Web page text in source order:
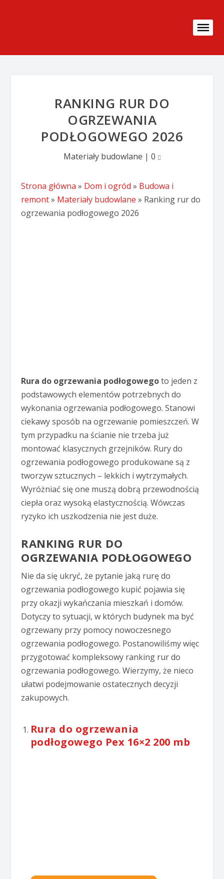
RANKING RUR DO
OGRZEWANIA
PODŁOGOWEGO 2026
Materiały budowlane | 0
Strona główna » Dom i ogród » Budowa i
remont» Materiały budowlane » Ranking rur do
ogrzewania podłogowego 2026
Rura do ogrzewania podłogowegoto jeden z
podstawowych elementów potrzebnych do
wykonania ogrzewania podłogowego. Stanowi
ciekawy sposób na ogrzewanie pomieszczeń. W
tym przypadku na ścianie nie trzeba już
montować klasycznych grzejników. Rury do
ogrzewania podłogowego produkowane są z
tworzyw sztucznych – lekkich i wytrzymałych.
Wyróżniać się one muszą dobrą przewodnością
ciepła oraz wysoką elastycznością. Wówczas
ryzyko ich uszkodzenia nie jest duże.
RANKING RUR DO
OGRZEWANIA PODŁOGOWEGO
Nie da się ukryć, że pytanie jaką rurę do
ogrzewania podłogowego kupić pojawia się
przy okazji wykańczania mieszkań i domów.
Dotyczy to sytuacji, w których budynek ma być
ogrzewany przy pomocy nowoczesnego
ogrzewania podłogowego. Postanowiliśmy więc
przygotować kompleksowy ranking rur do
ogrzewania podłogowego. Wierzymy, że nieco
ułatwi podejmowanie ostatecznych decyzji
zakupowych.
Rura do ogrzewania
podłogowego Pex 16×2 200 mb